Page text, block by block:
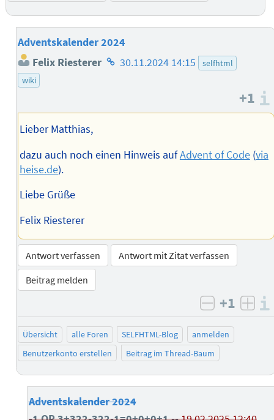
Adventskalender 2024
Felix Riesterer Homepage
30.11.2024 14:15
selfhtml
wiki
+1
Lieber Matthias,
dazu auch noch einen Hinweis aufAdvent of Code(via
heise.de).
Liebe Grüße
Felix Riesterer
Antwort verfassen
Antwort mit Zitat verfassen
Beitrag melden
negativ
+1
Übersicht alle Foren SELFHTML-Blog
anmelden
Benutzerkonto erstellen
Beitrag im Thread-Baum
Adventskalender 2024